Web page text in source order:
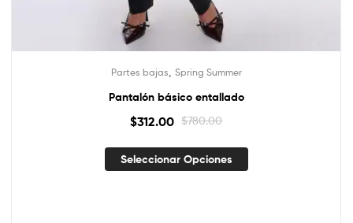
Partes bajas Spring Summer
Pantalón básico entallado
$780.00
$312.00
Seleccionar Opciones